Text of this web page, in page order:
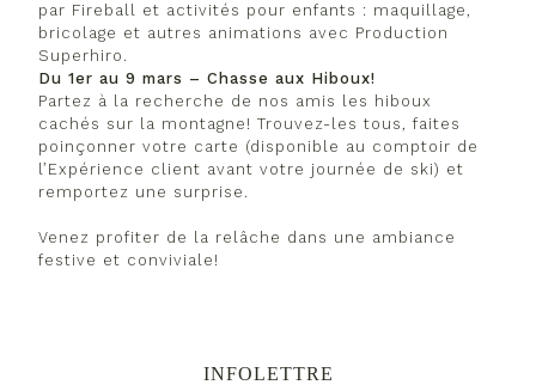
par Fireball et activités pour enfants : maquillage,
bricolage et autres animations avec Production
Superhiro.
Du 1er au 9 mars – Chasse aux Hiboux!
Partez à la recherche de nos amis les hiboux
cachés sur la montagne! Trouvez-les tous, faites
poinçonner votre carte (disponible au comptoir de
l’Expérience client avant votre journée de ski) et
remportez une surprise.
Venez profiter de la relâche dans une ambiance
festive et conviviale!
INFOLETTRE